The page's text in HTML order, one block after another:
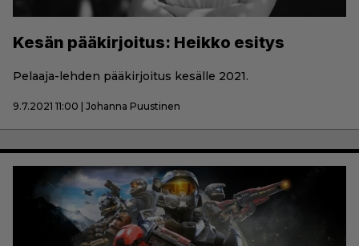
Kesän pääkirjoitus: Heikko esitys
Pelaaja-lehden pääkirjoitus kesälle 2021.
9.7.2021 11:00 | Johanna Puustinen